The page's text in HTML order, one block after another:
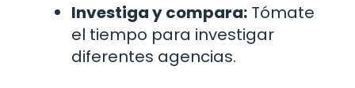
Investiga y compara: Tómate
el tiempo para investigar
diferentes agencias.